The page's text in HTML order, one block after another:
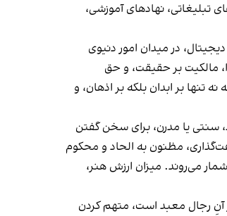
تبلیغاتی، نهادهای آموزشی،
در میدان امور دنیوی
مالکیت بر حقیقت، و حق
تنها بر ابدان بلکه بر اذهان، و
سنتی یا مدرن، برای سخن گفتن
مظنون به الحاد و محکوم
می‌روند. میزان ارزش هنر،
رجال معبد است، متهم کردن